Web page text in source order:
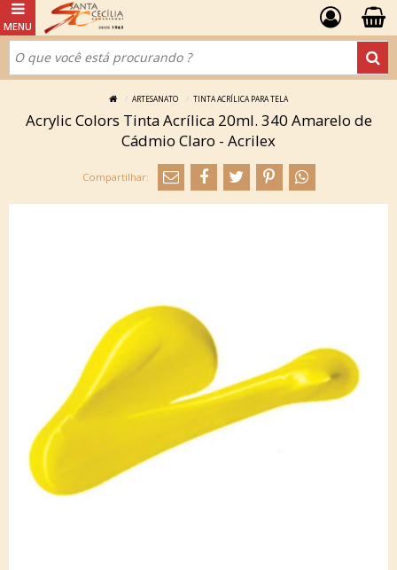
ARTESANATO TINTA ACRÍLICA PARA TELA
Acrylic Colors Tinta Acrílica 20ml. 340 Amarelo de
Cádmio Claro - Acrilex